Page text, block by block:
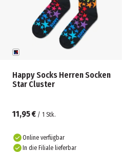
Happy Socks Herren Socken
Star Cluster
11,95 € / 1 Stk.
Online verfügbar
In die Filiale lieferbar